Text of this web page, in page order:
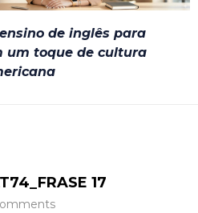
de inglês para
um toque de cultura
17